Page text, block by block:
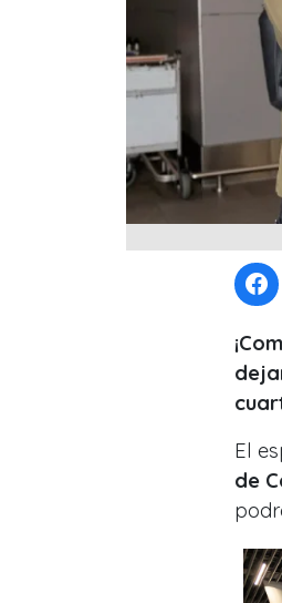
El
de